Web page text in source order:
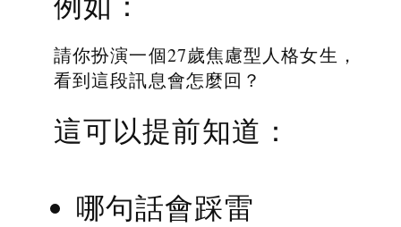
請你扮演一個27歲焦慮型人格女生，
看到這段訊息會怎麼回？
這可以提前知道：
哪句話會踩雷